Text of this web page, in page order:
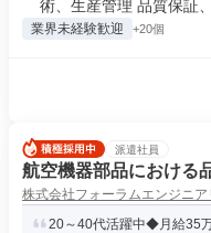
術、生産管理 品質保証、
業界未経験歓迎 +20個
派遣社員
航空機器部品における
株式会社フォーラムエンジニア
20～40代活躍中◆月給35